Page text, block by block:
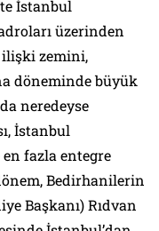
İstanbul
üzerinden
zemini,
döneminde büyük
neredeyse
İstanbul
fazla entegre
Bedirhanilerin
Başkanı) Rıdvan